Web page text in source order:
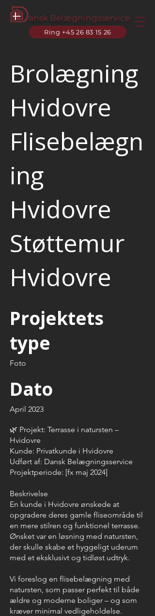
ansk Belægningsservice
Ring +45 26 83 15 26
Brolægning
Hvidovre
Flisebelægn
ing
Hvidovre
Støttemur
Hvidovre
Projektets
type
Foto
Dato
April 2023
🌿 Projekt: Terrasse i natursten –
Hvidovre
Kunde: Privatkunde i Hvidovre
Udført af: Dansk Belægningsservice
Projektperiode: [fx maj 2024]
Beskrivelse
En kunde i Hvidovre ønskede at
opgradere deres gamle fliseområde til
en mere stilren og funktionel terrasse.
Ønsket var en løsning med natursten,
der skulle skabe et hyggeligt uderum
med et eksklusivt og tidløst udtryk.
Vi foreslog en flisebelægning med
natursten, som passer perfekt til både
ældre og moderne boliger – og som
kræver minimal vedligeholdelse.